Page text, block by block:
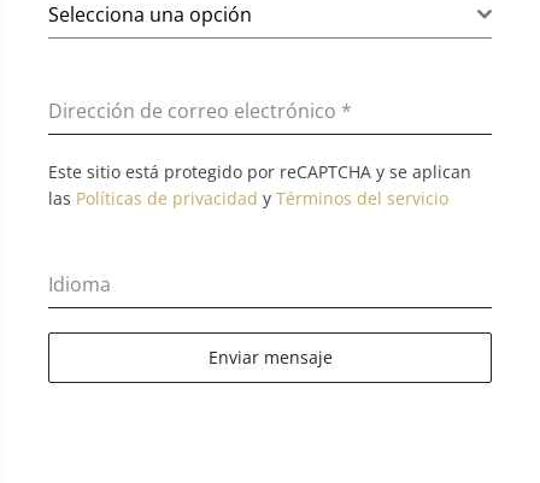
Selecciona una opción
Dirección de correo electrónico *
Este sitio está protegido por reCAPTCHA y se aplican
las Políticas de privacidad y Términos del servicio
Idioma
Enviar mensaje